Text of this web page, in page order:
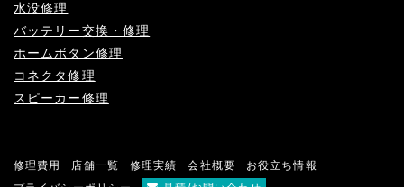
水没修理
バッテリー交換・修理
ホームボタン修理
コネクタ修理
スピーカー修理
修理費用 店舗一覧 修理実績 会社概要
お役立ち情報